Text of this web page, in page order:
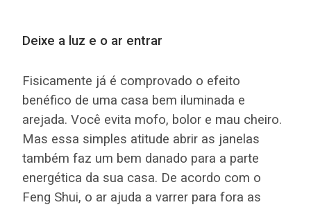
Deixe a luz e o ar entrar
Fisicamente já é comprovado o efeito
benéfico de uma casa bem iluminada e
arejada. Você evita mofo, bolor e mau cheiro.
Mas essa simples atitude abrir as janelas
também faz um bem danado para a parte
energética da sua casa. De acordo com o
Feng Shui, o ar ajuda a varrer para fora as